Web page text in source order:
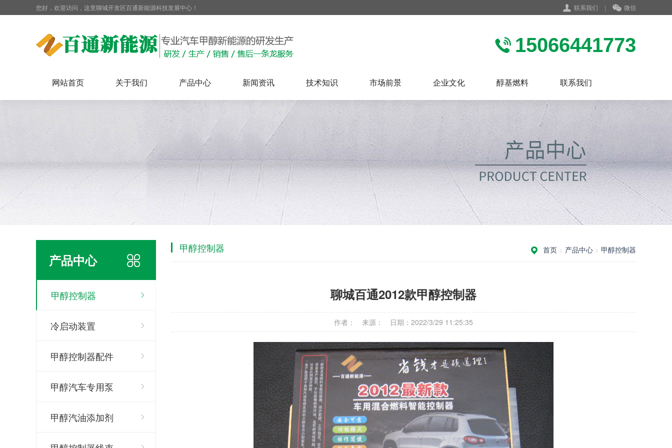
联系我们 | 微信
您好，欢迎访问，这里聊城开发区百通新能源科技发展中心！
15066441773
网站首页 关于我们 产品中心 新闻资讯 技术知识 市场前景 企业文化 醇基燃料 联系我们
产品中心
甲醇控制器
冷启动装置
甲醇控制器配件
甲醇汽车专用泵
甲醇汽油添加剂
首页 > 产品中心 > 甲醇控制器
甲醇控制器
聊城百通2012款甲醇控制器
作者： 来源： 日期：2022/3/29 11:25:35